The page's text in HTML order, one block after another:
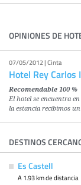
OPINIONES DE
07/05/2012 | Cinta
Hotel Rey Carlos
Recomendable 100 %
El hotel se encuentra
la estancia recibimos
DESTINOS
Es Castell
A 1.93 km de distancia